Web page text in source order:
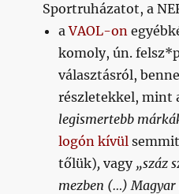
Sportruházatot, a
aVAOL-on
komoly, ún.
választásról,
részletekkel, mint
legismertebb
logón kívül
tőlük), vagy „száz
mezben (…)